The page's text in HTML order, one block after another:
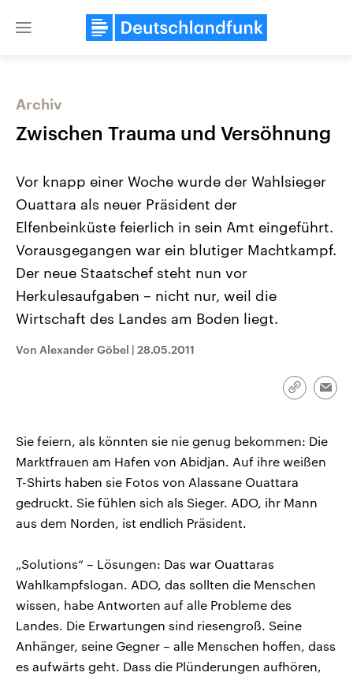
Close
Landtagswahl Sachsen-Anhalt
2026
Alle Informationen
Sachsen-Anhalt wählt am 6.
September 2026 einen neuen
Bundesland von einer Koalition aus
USA
Aktuelle Beiträge,
Hintergründe
Wirtschaftlich und
gehören die Vereinigten
Audio-Archiv
Archiv
Zwischen Trauma und Versöhnung
Vor knapp einer Woche wurde der Wahlsieger
Ouattara als neuer Präsident der
Elfenbeinküste feierlich in sein Amt eingeführt.
Vorausgegangen war ein blutiger Machtkampf.
Der neue Staatschef steht nun vor
Herkulesaufgaben – nicht nur, weil die
Wirtschaft des Landes am Boden liegt.
Von Alexander Göbel | 28.05.2011
Link
Sie feiern, als könnten sie nie genug bekommen: Die
Marktfrauen am Hafen von Abidjan. Auf ihre weißen
T-Shirts haben sie Fotos von Alassane Ouattara
gedruckt. Sie fühlen sich als Sieger. ADO, ihr Mann
aus dem Norden, ist endlich Präsident.
„Solutions“ – Lösungen: Das war Ouattaras
Wahlkampfslogan. ADO, das sollten die Menschen
wissen, habe Antworten auf alle Probleme des
Landes. Die Erwartungen sind riesengroß. Seine
Anhänger, seine Gegner – alle Menschen hoffen, dass
es aufwärts geht. Dass die Plünderungen aufhören,